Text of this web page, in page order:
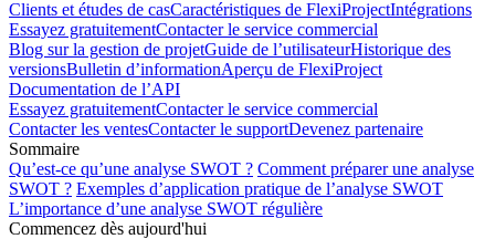
Clients et études de casCaractéristiques de FlexiProjectIntégrations
Essayez gratuitementContacter le service commercial
Blog sur la gestion de projetGuide de l’utilisateurHistorique des
versionsBulletin d’informationAperçu de FlexiProject
Documentation de l’API
Essayez gratuitementContacter le service commercial
Contacter les ventesContacter le supportDevenez partenaire
Sommaire
Qu’est-ce qu’une analyse SWOT ? Comment préparer une analyse
SWOT ? Exemples d’application pratique de l’analyse SWOT
L’importance d’une analyse SWOT régulière
Commencez dès aujourd'hui